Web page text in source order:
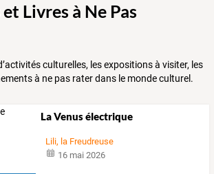
Livres à Ne Pas
culturelles, les expositions à visiter, les
à ne pas rater dans le monde culturel.
La Venus électrique
Lili, la Freudreuse
16 mai 2026